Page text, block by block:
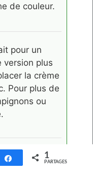
de couleur.
pour un
version plus
la crème
Pour plus de
ou
Poulet
Partagez1
PARTAGES